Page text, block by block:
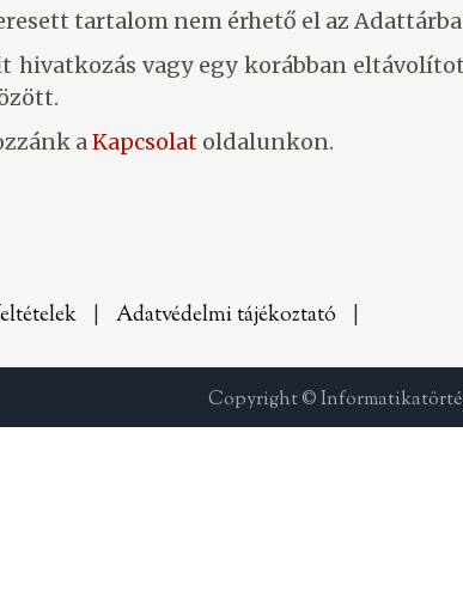
tartalom nem érhető el az
hivatkozás vagy egy korábban
aKapcsolat oldalunkon.
Adatvédelmi tájékoztató
Copyright ©